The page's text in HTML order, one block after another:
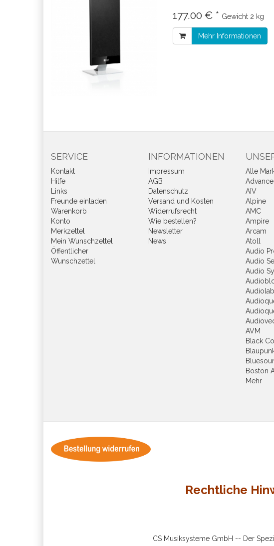
177.00 € * Gewicht 2 kg
Mehr Informationen
SERVICE
Kontakt
Hilfe
Links
Freunde einladen
Warenkorb
Konto
Merkzettel
Mein Wunschzettel
Öffentlicher
Wunschzettel
INFORMATIONEN
Impressum
AGB
Datenschutz
Versand und Kosten
Widerrufsrecht
Wie bestellen?
Newsletter
News
Alle
AIV
Alpine
AMC
Ampire
Arcam
Atoll
Audio
Audio
Audio
Audiolab
AVM
Black
Boston
Mehr
Rechtliche
CS Musiksysteme GmbH -- Der